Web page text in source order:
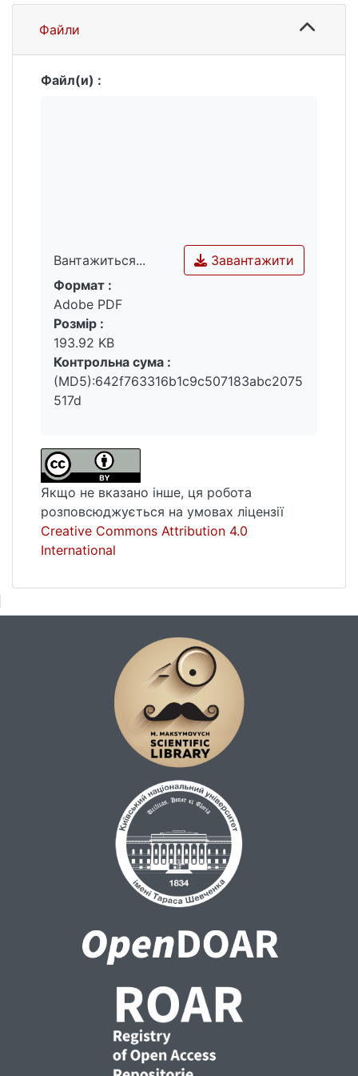
Файли
Файл(и) :
Вантажиться...
Вантажиться...
Завантажити
Формат :
Adobe PDF
Розмір :
193.92 KB
Контрольна сума :
(MD5):642f763316b1c9c507183abc2075
517d
Якщо не вказано інше, ця робота
розповсюджується на умовах ліцензії
Creative Commons Attribution 4.0
International